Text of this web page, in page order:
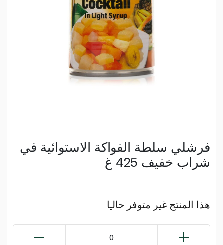
فرشلي سلطة الفواكة الاستوائية في
شراب خفيف 425 غ
هذا المنتج غير متوفر حاليا
0